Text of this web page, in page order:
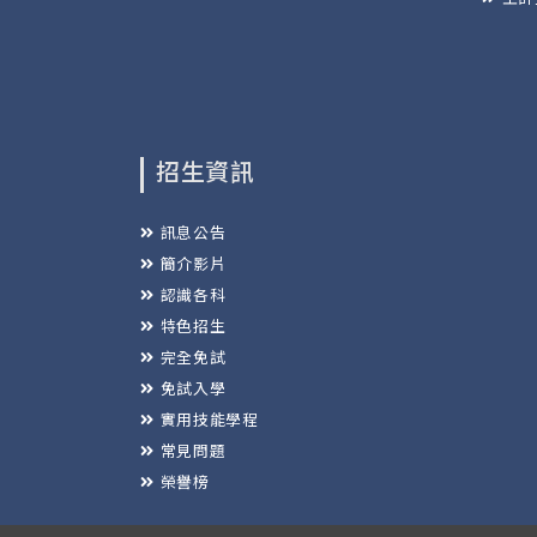
招生資訊
訊息公告
簡介影片
認識各科
特色招生
完全免試
免試入學
實用技能學程
常見問題
榮譽榜